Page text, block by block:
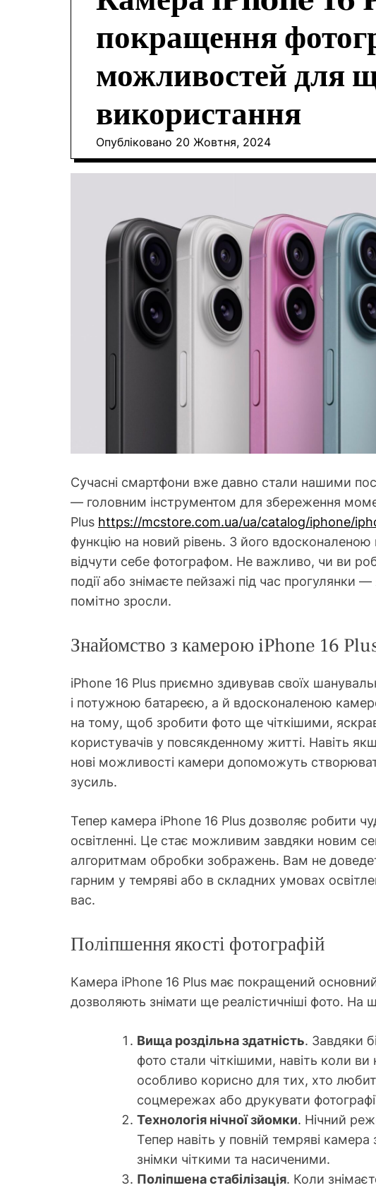
покращення
можливостей для
використання
Опубліковано 20 Жовтня, 2024
Сучасні смартфони вже давно стали нашими
— головним інструментом для збереження
Plus https://mcstore.com.ua/ua/catalog/iphone/
функцію на новий рівень. З його
відчути себе фотографом. Не важливо, чи ви
події або знімаєте пейзажі під час прогулянки
помітно зросли.
Знайомство з камерою iPhone 16
iPhone 16 Plus приємно здивував своїх
і потужною батареєю, а й вдосконаленою
на тому, щоб зробити фото ще чіткішими,
користувачів у повсякденному житті. Навіть
нові можливості камери допоможуть
зусиль.
Тепер камера iPhone 16 Plus дозволяє робити
освітленні. Це стає можливим завдяки новим
алгоритмам обробки зображень. Вам не
гарним у темряві або в складних умовах
вас.
Поліпшення якості фотографій
Камера iPhone 16 Plus має покращений
дозволяють знімати ще реалістичніші фото. На
Вища роздільна здатність. Завдяки
фото стали чіткішими, навіть коли
особливо корисно для тих, хто
соцмережах або друкувати
Технологія нічної зйомки. Нічний
Тепер навіть у повній темряві
знімки чіткими та насиченими.
Поліпшена стабілізація. Коли